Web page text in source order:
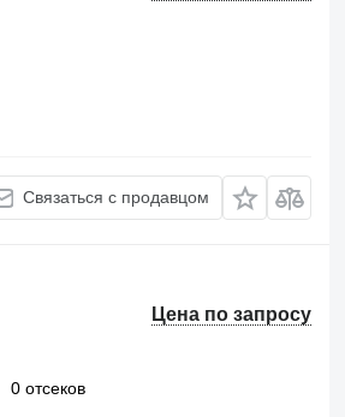
Связаться с продавцом
Цена по запросу
0 отсеков